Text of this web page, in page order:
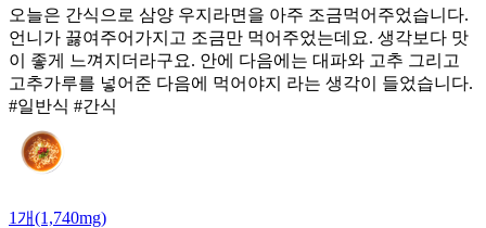
오늘은 간식으로 삼양 우지라면을 아주 조금먹어주었습니다.
언니가 끓여주어가지고 조금만 먹어주었는데요. 생각보다 맛
이 좋게 느껴지더라구요. 안에 다음에는 대파와 고추 그리고
고추가루를 넣어준 다음에 먹어야지 라는 생각이 들었습니다.
#일반식 #간식
1개(1,740mg)